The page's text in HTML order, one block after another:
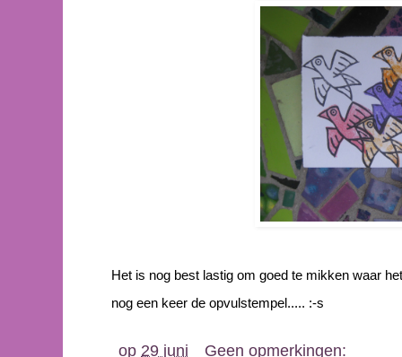
Het is nog best lastig om goed te mikken waar
nog een keer de opvulstempel..... :-s
op 29 juni
Geen opmerkingen: